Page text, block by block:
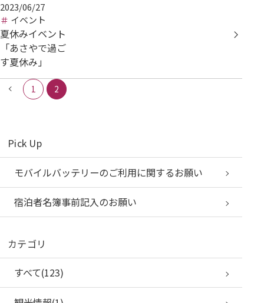
2023/06/27
イベント
夏休みイベント
「あさやで過ご
す夏休み」
1 2
Pick Up
モバイルバッテリーのご利用に関するお願い
宿泊者名簿事前記入のお願い
カテゴリ
すべて(123)